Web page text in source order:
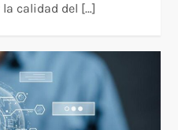
calidad del […]